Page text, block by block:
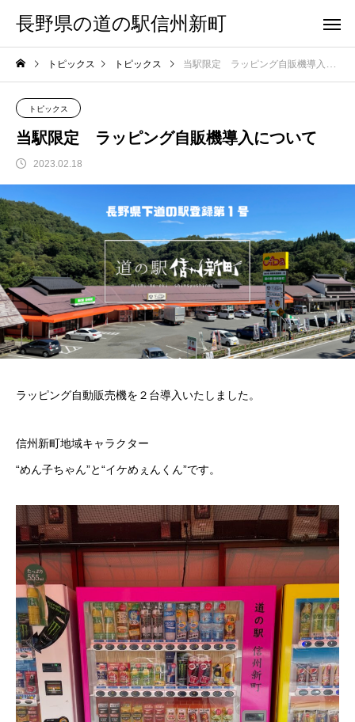
長野県の道の駅信州新町
トピックス トピックス 当駅限定 ラッピング自販機導入について
トピックス
当駅限定 ラッピング自販機導入について
2023.02.18
ラッピング自動販売機を２台導入いたしました。
信州新町地域キャラクター
“めん子ちゃん”と“イケめぇんくん”です。